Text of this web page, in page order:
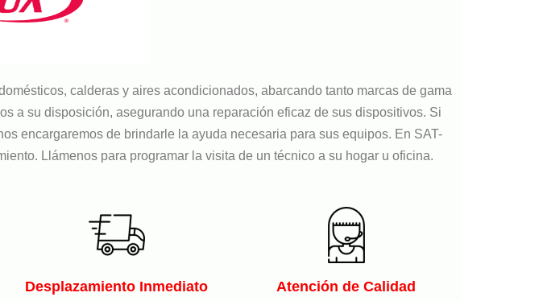
calderas y aires acondicionados, abarcando tanto marcas de gama
a su disposición, asegurando una reparación eficaz de sus dispositivos. Si
encargaremos de brindarle la ayuda necesaria para sus equipos. En SAT-
Llámenos para programar la visita de un técnico a su hogar u oficina.
Desplazamiento Inmediato Atención de Calidad